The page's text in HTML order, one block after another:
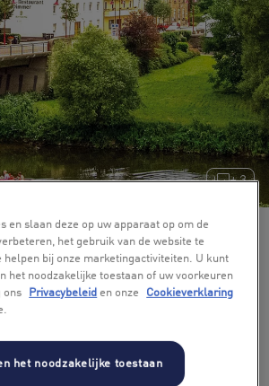
+ 3
en slaan deze op uw apparaat op om de
het gebruik van de website te
helpen bij onze marketingactiviteiten. U kunt
het noodzakelijke toestaan of uw voorkeuren
ons
Privacybeleid en onze
Cookieverklaring
het noodzakelijke toestaan